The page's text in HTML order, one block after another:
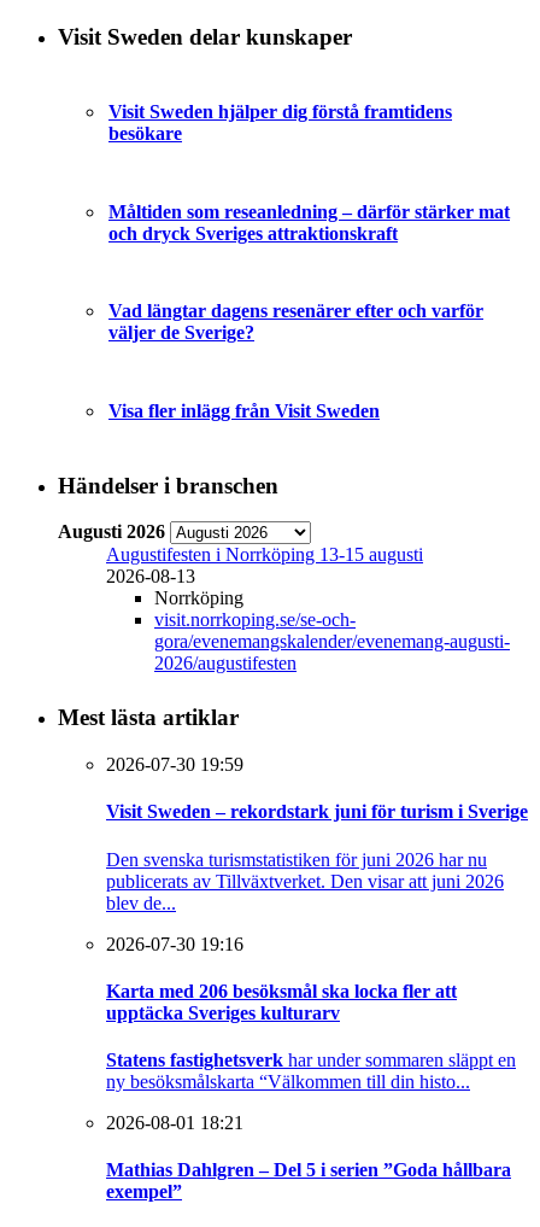
Visit Sweden delar kunskaper
Visit Sweden hjälper dig förstå framtidens
besökare
Måltiden som reseanledning – därför stärker mat
och dryck Sveriges attraktionskraft
Vad längtar dagens resenärer efter och varför
väljer de Sverige?
Visa fler inlägg från Visit Sweden
Händelser i branschen
Augusti 2026
Augustifesten i Norrköping 13-15 augusti
2026-08-13
Norrköping
visit.norrkoping.se/se-och-
gora/evenemangskalender/evenemang-augusti-
2026/augustifesten
Mest lästa artiklar
2026-07-30 19:59
Visit Sweden – rekordstark juni för turism i Sverige
Den svenska turismstatistiken för juni 2026 har nu
publicerats av Tillväxtverket. Den visar att juni 2026
blev de...
2026-07-30 19:16
Karta med 206 besöksmål ska locka fler att
upptäcka Sveriges kulturarv
Statens fastighetsverk har under sommaren släppt en
ny besöksmålskarta “Välkommen till din histo...
2026-08-01 18:21
Mathias Dahlgren – Del 5 i serien ”Goda hållbara
exempel”